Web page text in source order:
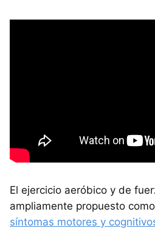
El ejercicio aeróbico y de
ampliamente propuesto como
síntomas motores y